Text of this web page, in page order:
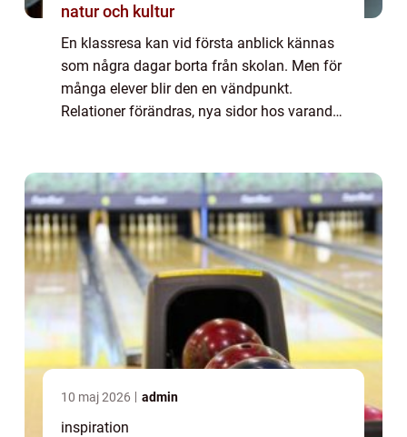
natur och kultur
En klassresa kan vid första anblick kännas
som några dagar borta från skolan. Men för
många elever blir den en vändpunkt.
Relationer förändras, nya sidor hos varandra
10 maj 2026 admin
inspiration